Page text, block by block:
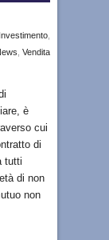
Investimento
Vendita
è
cui
di
tutti
di non
non